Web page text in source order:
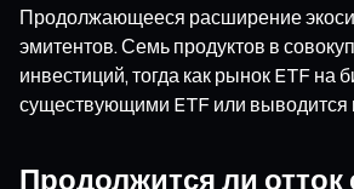
Продолжающееся расширение
эмитентов. Семь продуктов в
инвестиций, тогда как рынок ETF
существующими ETF или выводится
Продолжится ли